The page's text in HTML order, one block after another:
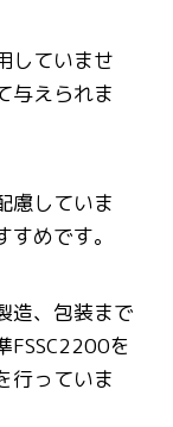
していませ
与えられま
慮していま
めです。
造、包装まで
FSSC2200を
行っていま